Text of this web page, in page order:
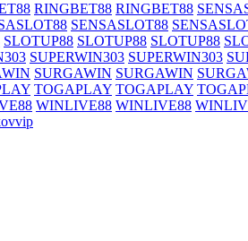
RINGBET88 RINGBET88
SENSASLOT88
SLOTUP88 SLOTUP88 SLOTUP88
SUPERWIN303 SUPERWIN303
SURGAWIN SURGAWIN
TOGAPLAY TOGAPLAY
WINLIVE88 WINLIVE88